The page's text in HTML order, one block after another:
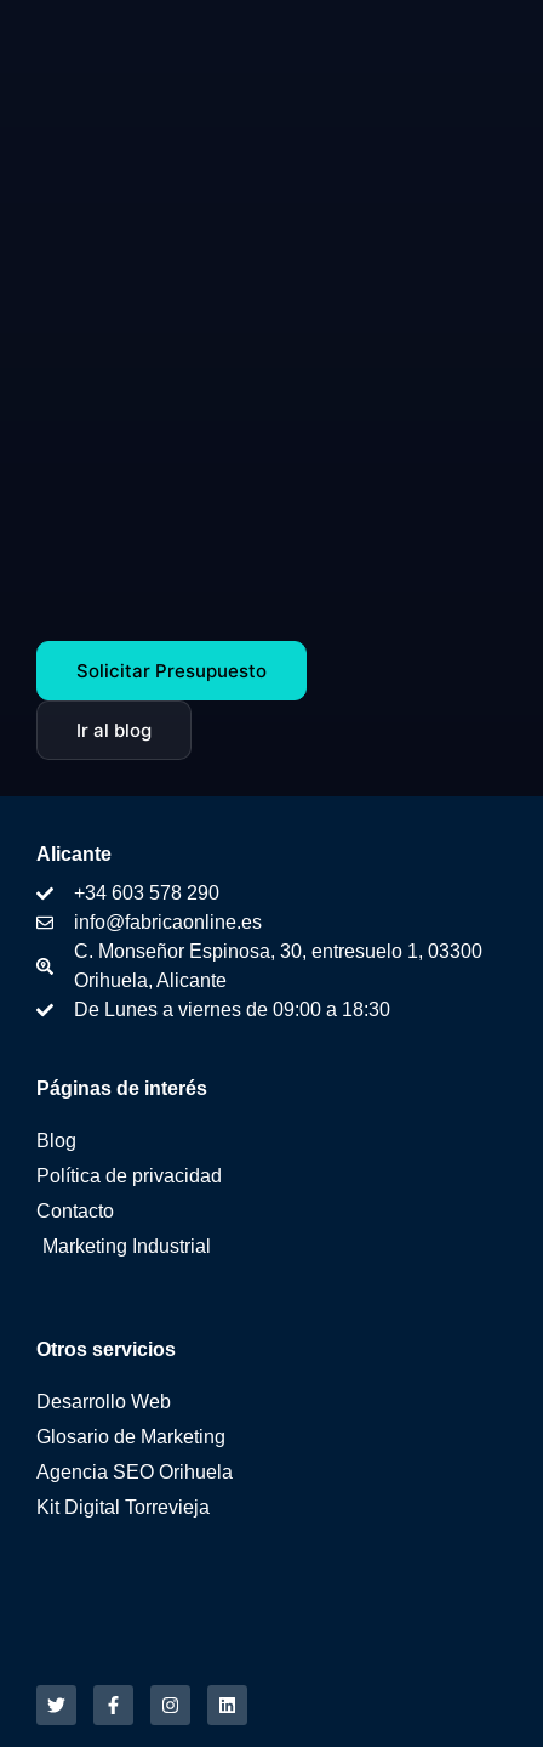
Solicitar Presupuesto
Ir al blog
Otros servicios
Desarrollo Web
Glosario de Marketing
Agencia SEO Orihuela
Kit Digital Torrevieja
Páginas de interés
Blog
Política de privacidad
Contacto
Marketing Industrial
Alicante
+34 603 578 290
info@fabricaonline.es
C. Monseñor Espinosa, 30, entresuelo 1, 03300
Orihuela, Alicante
De Lunes a viernes de 09:00 a 18:30